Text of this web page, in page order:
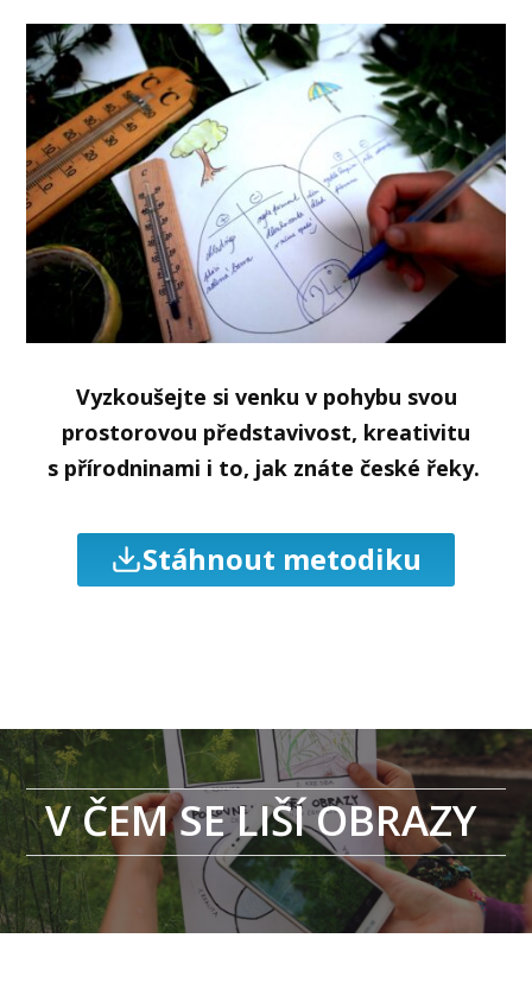
Vyzkoušejte si venku v pohybu svou
prostorovou představivost, kreativitu
s přírodninami i to, jak znáte české řeky.
Stáhnout metodiku
V ČEM SE LIŠÍ OBRAZY